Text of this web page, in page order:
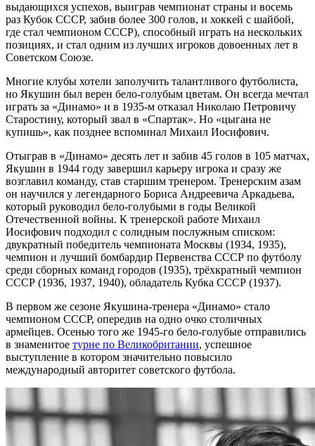
выдающихся успехов, выиграв чемпионат страны и восемь
раз Кубок СССР, забив более 300 голов, и хоккей с шайбой,
где стал чемпионом СССР), способный играть на нескольких
позициях, и стал одним из лучших игроков довоенных лет в
Советском Союзе.
Многие клубы хотели заполучить талантливого футболиста,
но Якушин был верен бело-голубым цветам. Он всегда мечтал
играть за «Динамо» и в 1935-м отказал Николаю Петровичу
Старостину, который звал в «Спартак». Но «цыгана не
купишь», как позднее вспоминал Михаил Иосифович.
Отыграв в «Динамо» десять лет и забив 45 голов в 105 матчах,
Якушин в 1944 году завершил карьеру игрока и сразу же
возглавил команду, став старшим тренером. Тренерским азам
он научился у легендарного Бориса Андреевича Аркадьева,
который руководил бело-голубыми в годы Великой
Отечественной войны. К тренерской работе Михаил
Иосифович подходил с солидным послужным списком:
двукратный победитель чемпионата Москвы (1934, 1935),
чемпион и лучший бомбардир Первенства СССР по футболу
среди сборных команд городов (1935), трёхкратный чемпион
СССР (1936, 1937, 1940), обладатель Кубка СССР (1937).
В первом же сезоне Якушина-тренера «Динамо» стало
чемпионом СССР, опередив на одно очко столичных
армейцев. Осенью того же 1945-го бело-голубые отправились
в знаменитое турне по Великобритании, успешное
выступление в котором значительно повысило
международный авторитет советского футбола.